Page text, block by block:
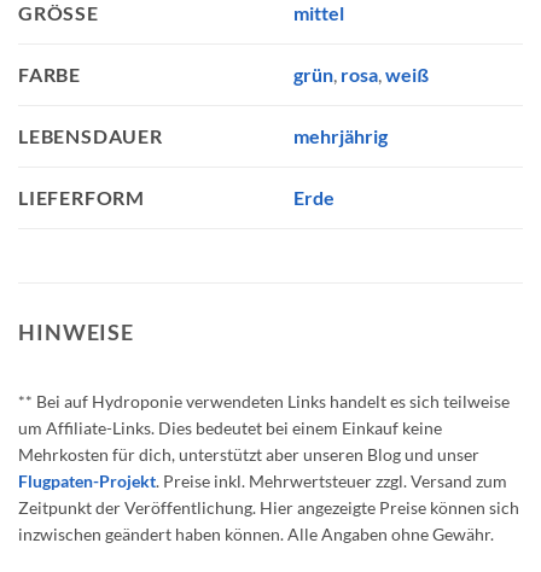
GRÖSSE mittel
FARBE grün, rosa, weiß
LEBENSDAUER mehrjährig
LIEFERFORM Erde
HINWEISE
** Bei auf Hydroponie verwendeten Links handelt es sich teilweise
um Affiliate-Links. Dies bedeutet bei einem Einkauf keine
Mehrkosten für dich, unterstützt aber unseren Blog und unser
Flugpaten-Projekt. Preise inkl. Mehrwertsteuer zzgl. Versand zum
Zeitpunkt der Veröffentlichung. Hier angezeigte Preise können sich
inzwischen geändert haben können. Alle Angaben ohne Gewähr.